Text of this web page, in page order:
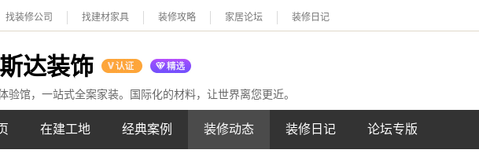
找装修公司 找建材家具 装修攻略 家居论坛 装修日记
达装饰
验馆，一站式全案家装。国际化的材料，让世界离您更近。
在建工地 经典案例 装修动态 装修日记 论坛专版